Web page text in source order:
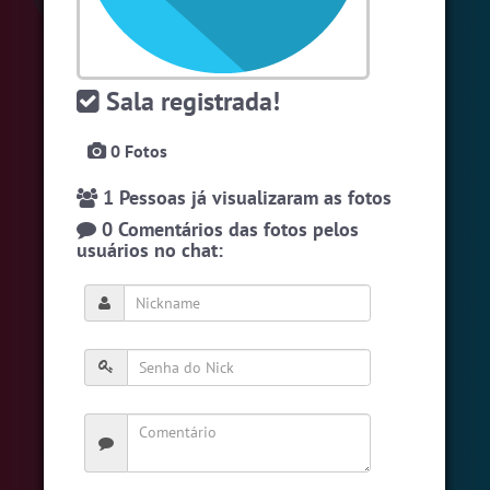
#Novanativa
6 pessoas
#LoveHits
6 pessoas
#RadioModao
🎁 Promoção 🛍 Crie seu Chat e Rádio 📻
com Site e Chat Bot 🤖 de Pedidos.
English Português © 2018 Brazink
Sala registrada!
0 Fotos
1 Pessoas já visualizaram as fotos
0 Comentários das fotos pelos
usuários no chat: